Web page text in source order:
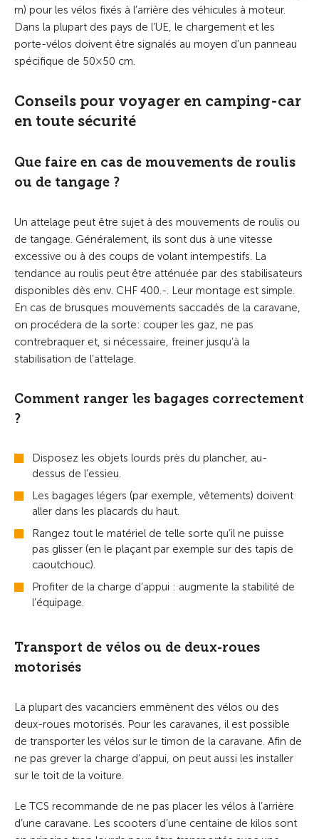
m) pour les vélos fixés à l’arrière des véhicules à moteur.
Dans la plupart des pays de l’UE, le chargement et les
porte-vélos doivent être signalés au moyen d’un panneau
spécifique de 50×50 cm.
Conseils pour voyager en camping-car
en toute sécurité
Que faire en cas de mouvements de roulis
ou de tangage ?
Un attelage peut être sujet à des mouvements de roulis ou
de tangage. Généralement, ils sont dus à une vitesse
excessive ou à des coups de volant intempestifs. La
tendance au roulis peut être atténuée par des stabilisateurs
disponibles dès env. CHF 400.-. Leur montage est simple.
En cas de brusques mouvements saccadés de la caravane,
on procédera de la sorte: couper les gaz, ne pas
contrebraquer et, si nécessaire, freiner jusqu’à la
stabilisation de l’attelage.
Comment ranger les bagages correctement
?
Disposez les objets lourds près du plancher, au-
dessus de l’essieu.
Les bagages légers (par exemple, vêtements) doivent
aller dans les placards du haut.
Rangez tout le matériel de telle sorte qu’il ne puisse
pas glisser (en le plaçant par exemple sur des tapis de
caoutchouc).
Profiter de la charge d’appui : augmente la stabilité de
l’équipage.
Transport de vélos ou de deux-roues
motorisés
La plupart des vacanciers emmènent des vélos ou des
deux-roues motorisés. Pour les caravanes, il est possible
de transporter les vélos sur le timon de la caravane. Afin de
ne pas grever la charge d’appui, on peut aussi les installer
sur le toit de la voiture.
Le TCS recommande de ne pas placer les vélos à l’arrière
d’une caravane. Les scooters d’une centaine de kilos sont